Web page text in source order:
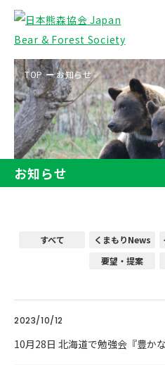
TOP お知らせ
お知らせ
すべて くまもりNews
要望・提案
2023/10/12
10月28日 北海道で勉強会『豊か